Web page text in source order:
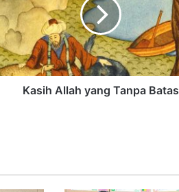
Kasih Allah yang Tanpa Batas